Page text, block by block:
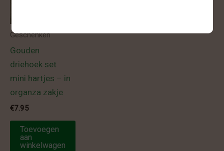
Geschenken
Gouden
driehoek set
mini hartjes – in
organza zakje
€7.95
Toevoegen
aan
winkelwagen